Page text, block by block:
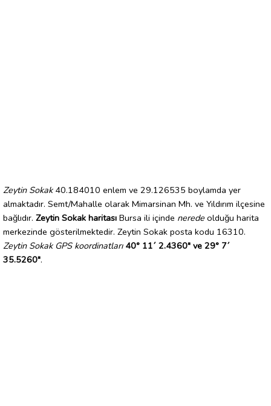
Zeytin Sokak40.184010 enlem ve 29.126535 boylamda yer
almaktadır. Semt/Mahalle olarak Mimarsinan Mh. ve Yıldırım ilçesine
bağlıdır. Zeytin Sokak haritası Bursa ili içinde nerede olduğu harita
merkezinde gösterilmektedir. Zeytin Sokak posta kodu 16310.
Zeytin Sokak GPS koordinatları 40° 11´ 2.4360" ve 29° 7´
35.5260".